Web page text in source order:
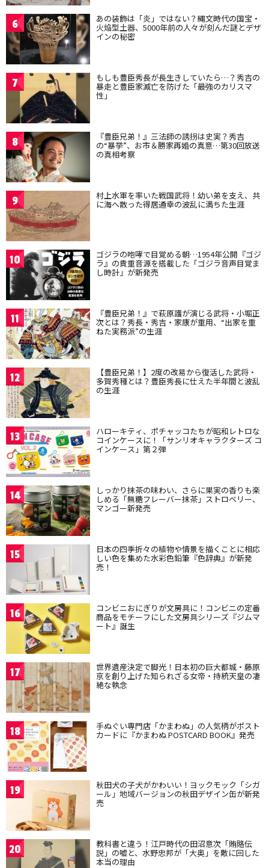
6 あの装飾は「炎」ではない？縄文時代の国宝・
火焔型土器、5000年前の人々が刻んだ謎とデザ
インの秘密
7 もしも豊臣秀長が長生きしていたら…？秀吉の
暴走と豊臣家滅亡を防げた「最強のカリスマ
性」
8 『豊臣兄弟！』三法師の誘拐は史実？秀吉
の“暴挙”、お市＆勝家再婚の真意…第30回放送
の真相考察
9 村上水軍を率いた戦国武将！幼い弟を支え、共
に海へ散った得居通幸の波乱に満ちた生涯
10 ゴジラの咆哮で目覚める朝…1954年公開『ゴジ
ラ』の貴重音源を搭載した「ゴジラ音声目覚ま
し時計」が新発売
11 『豊臣兄弟！』で萩原護が演じる武将・小堀正
次とは？秀長・秀吉・家康が重用、“出家を重
ねた実務派”の生涯
12 【豊臣兄弟！】2度の改易から復活した武将・
多賀秀種とは？豊臣秀長に仕えた半年間と波乱
の生涯
13 ハローキティ、ポチャッコたちが昭和レトロな
コインケースに！「サンリオキャラクターズ コ
インケース」第２弾
14 しっかり抹茶の味わい、さらに果実の香りも楽
しめる「無糖フレーバー抹茶」ストロベリー、
マンゴー新発売
15 日本の四季折々の植物や情景を描くことに相応
しい色を集めた水彩色鉛筆『色辞典』が新発
売！
16 コンビニおにぎりが文房具に！コンビニの定番
商品をモチーフにした文房具シリーズ『ジムマ
ート』誕生
17 世界遺産決定で脚光！日本初の巨大都城・藤原
京を創り上げた知られざる女帝・持統天皇の凄
絶な執念
18 手ぬぐい専門店「かまわぬ」の人気柄がポスト
カードに『かまわぬ POSTCARD BOOK』発売
19 秋田犬の子犬がかわいい！ヨックモック「シガ
ール」地域バージョンの秋田デザイン缶が新発
売
20 教科書と違う！江戸時代の田沼意次「賄賂伝
説」の嘘と、水野忠邦が「大奥」を敵に回した
本当の理由